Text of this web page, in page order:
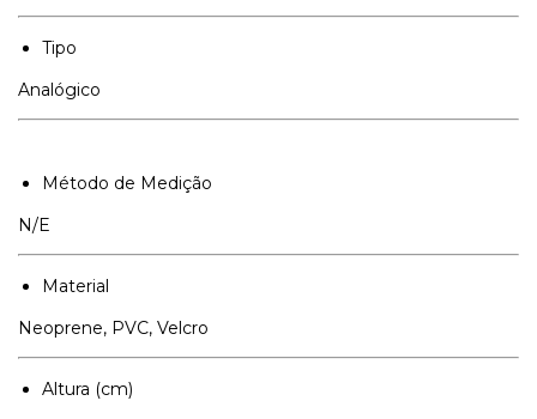
Tipo
Analógico
Método de Medição
N/E
Material
Neoprene, PVC, Velcro
Altura (cm)